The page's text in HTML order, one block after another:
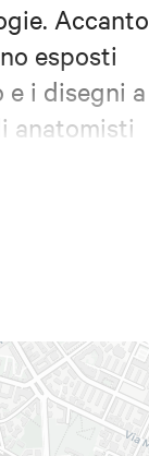
Accanto
esposti
e i disegni a
anatomisti